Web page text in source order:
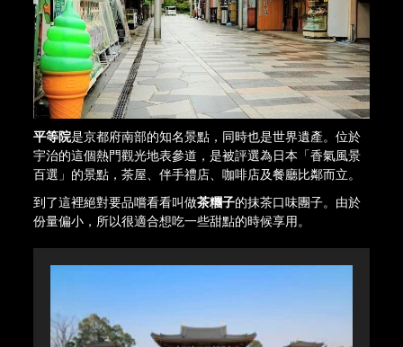
平等院是京都府南部的知名景點，同時也是世界遺產。位於
宇治的這個熱門觀光地表參道，是被評選為日本「香氣風景
百選」的景點，茶屋、伴手禮店、咖啡店及餐廳比鄰而立。
到了這裡絕對要品嚐看看叫做茶糰子的抹茶口味團子。由於
份量偏小，所以很適合想吃一些甜點的時候享用。